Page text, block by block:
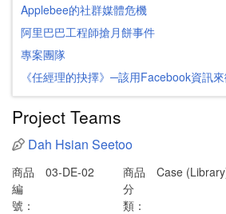
Applebee的社群媒體危機
阿里巴巴工程師搶月餅事件
專案團隊
《任經理的抉擇》─該用Facebook資訊
Project Teams
Dah Hsian Seetoo
商品
編
號：
03-DE-02
商品
分
類：
Case